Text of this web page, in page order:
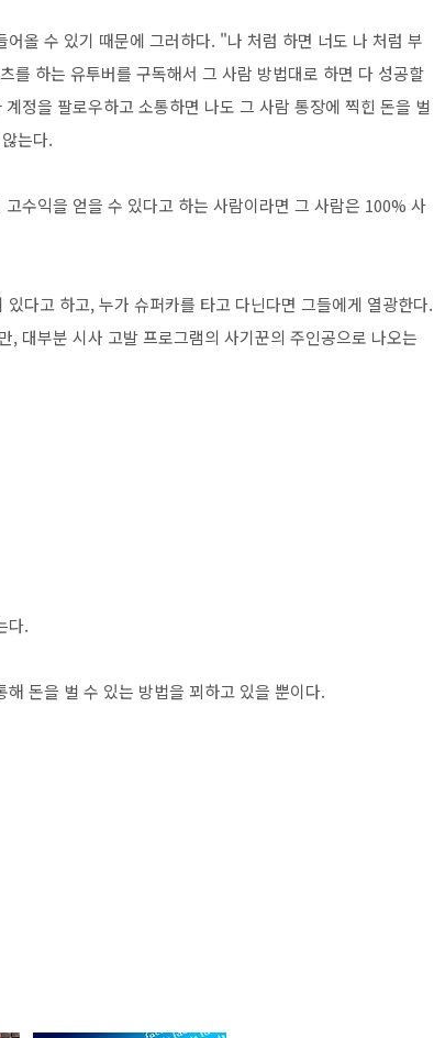
올 수 있기 때문에 그러하다. "나 처럼 하면 너도 나 처럼 부
를 하는 유투버를 구독해서 그 사람 방법대로 하면 다 성공할
정을 팔로우하고 소통하면 나도 그 사람 통장에 찍힌 돈을 벌
는다.
수익을 얻을 수 있다고 하는 사람이라면 그 사람은 100% 사
다고 하고, 누가 슈퍼카를 타고 다닌다면 그들에게 열광한다.
대부분 시사 고발 프로그램의 사기꾼의 주인공으로 나오는
다.
돈을 벌 수 있는 방법을 꾀하고 있을 뿐이다.